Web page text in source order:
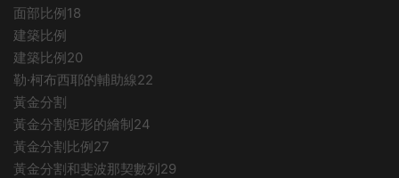
面部比例18
建築比例
建築比例20
勒·柯布西耶的輔助線22
黃金分割
黃金分割矩形的繪制24
黃金分割比例27
黃金分割和斐波那契數列29